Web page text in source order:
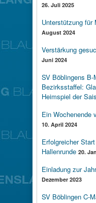
26. Juli 2025
Unterstützung für
August 2024
Verstärkung
Juni 2024
SV Böblingens B-
Bezirksstaffel:
Heimspiel der
Ein Wochenende
10. April 2024
Erfolgreicher
Hallenrunde 20.
Einladung zur
Dezember 2023
SV Böblingen C-